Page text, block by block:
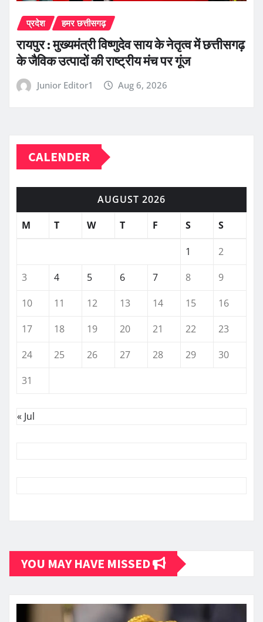
प्रदेश हमर छत्तीसगढ़
रायपुर : मुख्यमंत्री विष्णुदेव साय के नेतृत्व में छत्तीसगढ़
के जैविक उत्पादों की राष्ट्रीय मंच पर गूंज
Junior Editor1 Aug 6, 2026
CALENDER
AUGUST 2026
M
T W T F S S
1
2
3
4 5 6 7 8
9
10
11 12 13 14 15
16
17
18 19 20 21 22
23
24
25 26 27 28 29
30
31
« Jul
YOU MAY HAVE MISSED